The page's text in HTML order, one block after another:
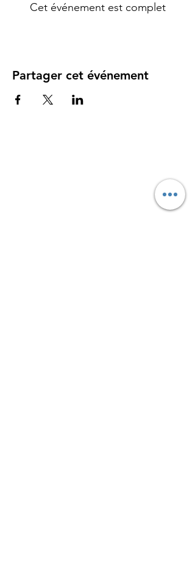
Cet événement est complet
Partager cet événement